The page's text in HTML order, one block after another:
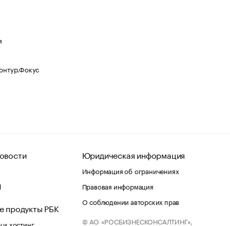
продукты РБК
хостинг
Юридическая информация
Информация об ограничениях
Правовая информация
О соблюдении авторских прав
© АО «РОСБИЗНЕСКОНСАЛТИНГ»,